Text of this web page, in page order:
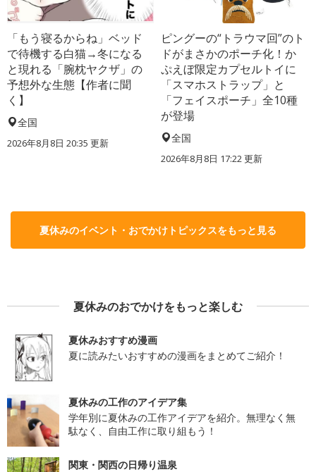
「もう寝るからね」ベッド
で待機する白猫→冬になる
と現れる「腕枕ヤクザ」の
予想外な生態【作者に聞
く】
全国
2026年8月8日 20:35 更新
ピングーの“トラウマ回”のト
ドがまさかのポーチ化！か
ぷえぼ限定カプセルトイに
「スマホストラップ」と
「フェイスポーチ」全10種
が登場
全国
2026年8月8日 17:22更新
夏休みのイベント・おでかけトピックスをもっと見る
夏休みのおでかけをもっと楽しむ
夏休みおすすめ漫画
夏に読みたいおすすめの漫画をまとめてご紹介！
夏休みの工作のアイデア集
学年別に夏休みの工作アイデアを紹介。無理なく無
駄なく、自由工作に取り組もう！
関東・関西の日帰り温泉